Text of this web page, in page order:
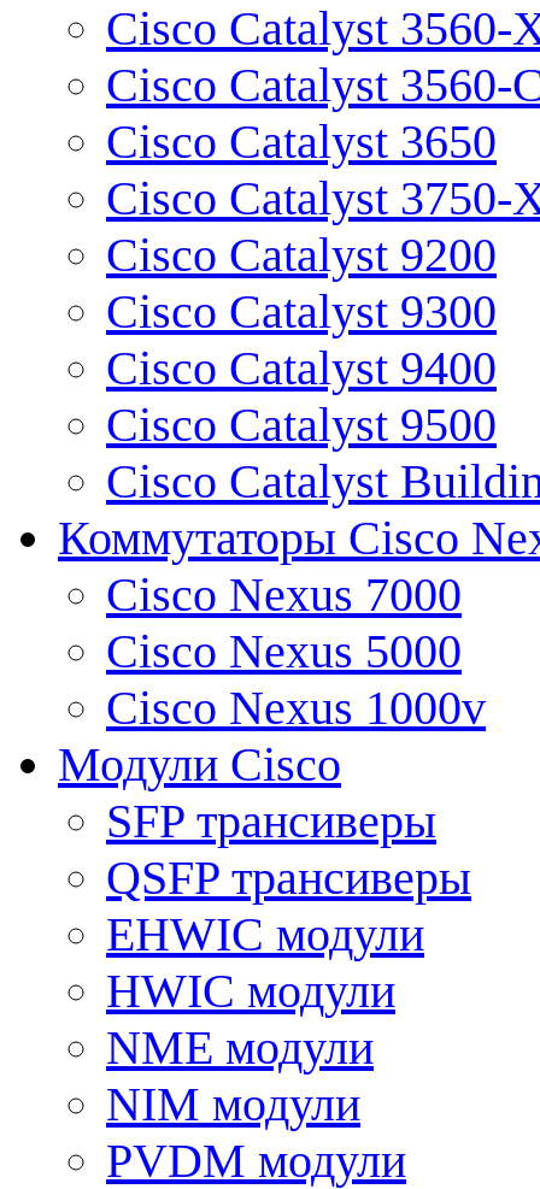
Cisco Catalyst 3560-
Cisco Catalyst 3560-
Cisco Catalyst 3650
Cisco Catalyst 3750-
Cisco Catalyst 9200
Cisco Catalyst 9300
Cisco Catalyst 9400
Cisco Catalyst 9500
Cisco Catalyst
Коммутаторы Cisco
Cisco Nexus 7000
Cisco Nexus 5000
Cisco Nexus 1000v
Модули Cisco
SFP трансиверы
QSFP трансиверы
EHWIC модули
HWIC модули
NME модули
NIM модули
PVDM модули